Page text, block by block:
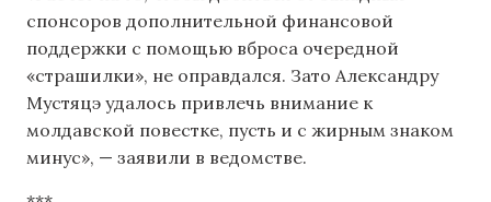
спонсоров дополнительной финансовой
поддержки с помощью вброса очередной
«страшилки», не оправдался. Зато Александру
Мустяцэ удалось привлечь внимание к
молдавской повестке, пусть и с жирным знаком
минус», — заявили в ведомстве.